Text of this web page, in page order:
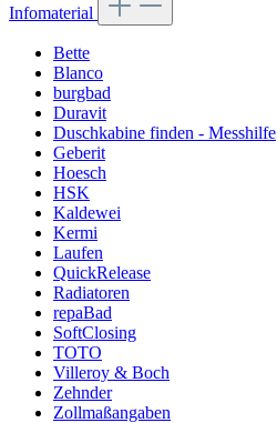
Infomaterial
Bette
Blanco
burgbad
Duravit
Duschkabine finden - Messhilfe
Geberit
Hoesch
HSK
Kaldewei
Kermi
Laufen
QuickRelease
Radiatoren
repaBad
SoftClosing
TOTO
Villeroy & Boch
Zehnder
Zollmaßangaben